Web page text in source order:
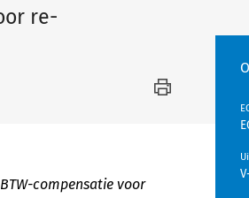
re-
compensatie voor